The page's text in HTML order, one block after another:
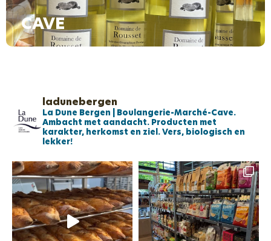
CAVE
ladunebergen
La Dune Bergen | Boulangerie-Marché-Cave.
Ambacht met aandacht. Producten met
karakter, herkomst en ziel. Vers, biologisch en
lekker!